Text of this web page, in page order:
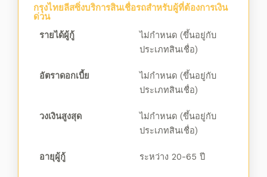
กรุงไทยลีสซิ่งบริการสินเชื่อรถสำหรับผู้ที่ต้องการเงิน
ด่วน
รายได้ผู้กู้
ไม่กำหนด (ขึ้นอยู่กับ
ประเภทสินเชื่อ)
อัตราดอกเบี้ย
ไม่กำหนด (ขึ้นอยู่กับ
ประเภทสินเชื่อ)
วงเงินสูงสุด
ไม่กำหนด (ขึ้นอยู่กับ
ประเภทสินเชื่อ)
อายุผู้กู้ ระหว่าง 20-65 ปี